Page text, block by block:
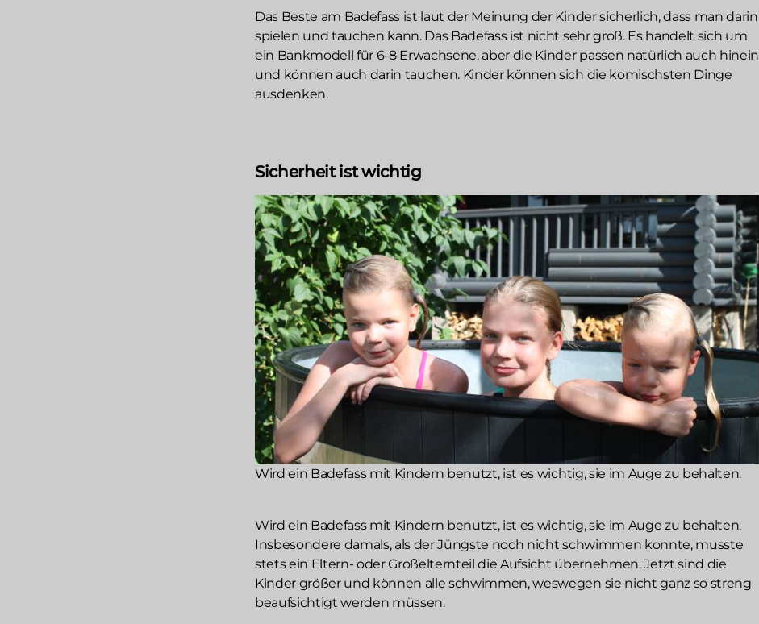
Das Beste am Badefass ist laut der Meinung der Kinder sicherlich, dass man darin
spielen und tauchen kann. Das Badefass ist nicht sehr groß. Es handelt sich um
ein Bankmodell für 6-8 Erwachsene, aber die Kinder passen natürlich auch hinein
und können auch darin tauchen. Kinder können sich die komischsten Dinge
ausdenken.
Sicherheit ist wichtig
Wird ein Badefass mit Kindern benutzt, ist es wichtig, sie im Auge zu behalten.
Wird ein Badefass mit Kindern benutzt, ist es wichtig, sie im Auge zu behalten.
Insbesondere damals, als der Jüngste noch nicht schwimmen konnte, musste
stets ein Eltern- oder Großelternteil die Aufsicht übernehmen. Jetzt sind die
Kinder größer und können alle schwimmen, weswegen sie nicht ganz so streng
beaufsichtigt werden müssen.